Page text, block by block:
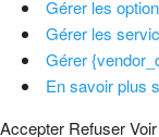
Gérer les
Gérer les
Gérer
En savoir plus
Accepter Refuser